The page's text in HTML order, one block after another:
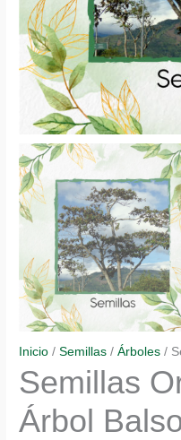
Inicio /Semillas /Árboles /
Semillas
Árbol